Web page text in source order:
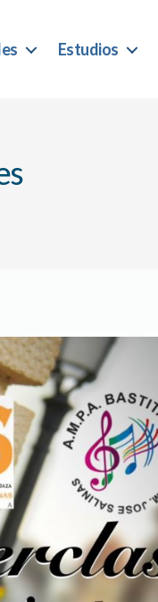
Estudios